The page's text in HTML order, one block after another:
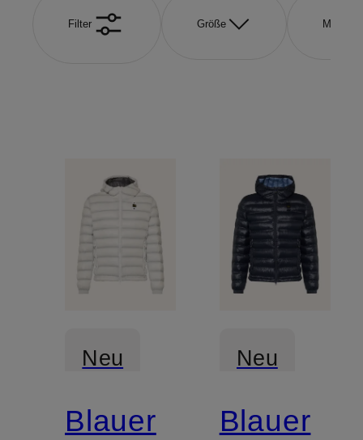
Filter Größe Marke
Neu
Blauer
Neu
Blauer